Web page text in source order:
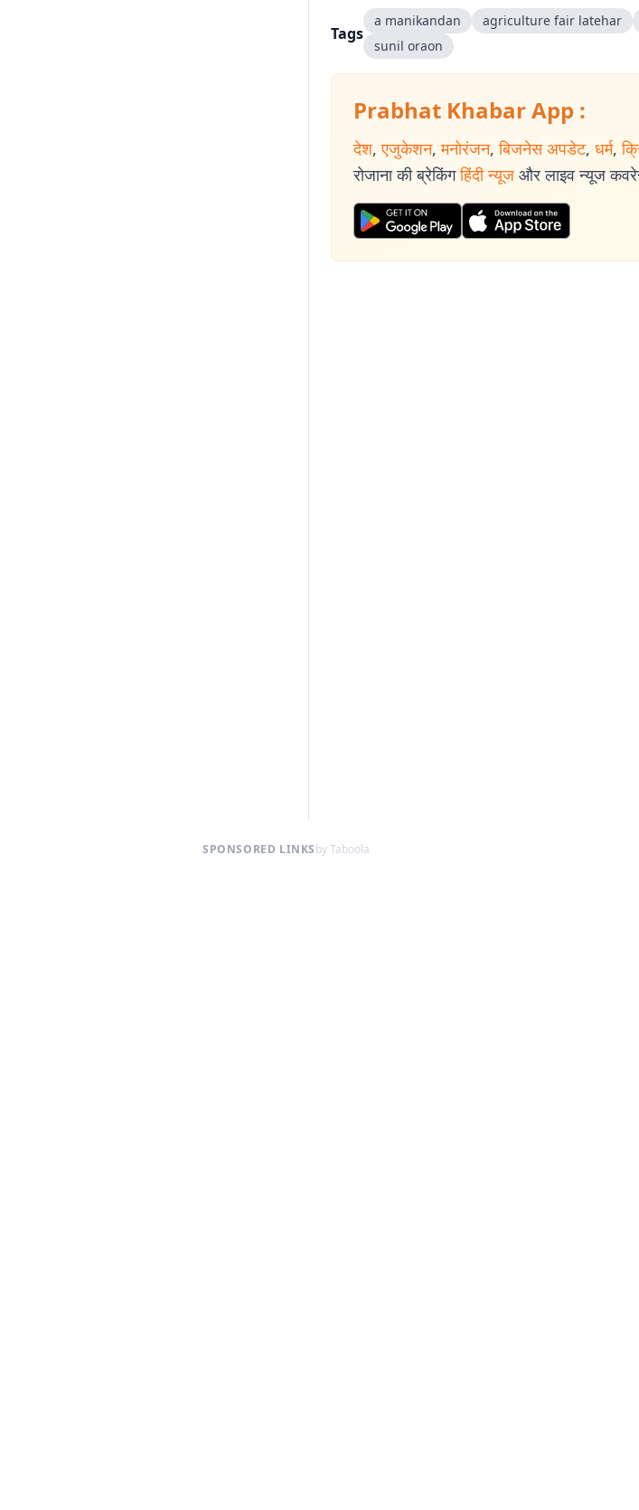
Tags
a manikandan agriculture fair latehar
sunil oraon
Prabhat Khabar App :
देश, एजुकेशन, मनोरंजन, बिजनेस अपडेट, धर्म,
रोजाना की ब्रेकिंग हिंदी न्यूज और लाइव न्यूज
SPONSORED LINKSby Taboola